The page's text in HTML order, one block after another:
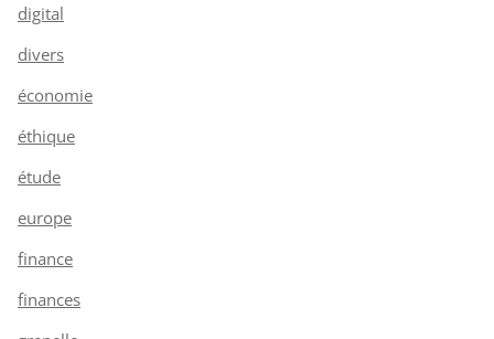
digital
divers
économie
éthique
étude
europe
finance
finances